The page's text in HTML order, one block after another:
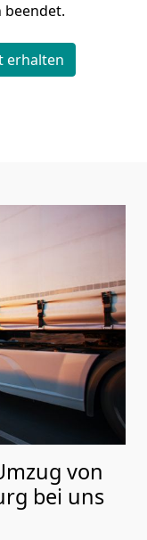
erhalten
von
bei uns